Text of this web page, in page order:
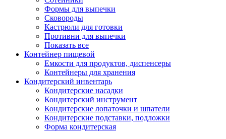
Формы для выпечки
Сковороды
Кастрюли для готовки
Противни для выпечки
Показать все
Контейнер пищевой
Емкости для продуктов, диспенсеры
Контейнеры для хранения
Кондитерский инвентарь
Кондитерские насадки
Кондитерский инструмент
Кондитерские лопаточки и шпатели
Кондитерские подставки, подложки
Форма кондитерская